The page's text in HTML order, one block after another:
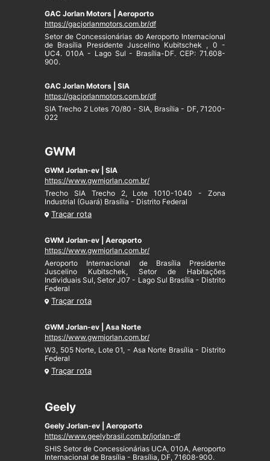
GAC Jorlan Motors | Aeroporto
https://gacjorlanmotors.com.br/df
Setor de Concessionárias do Aeroporto Internacional
de Brasília Presidente Juscelino Kubitschek , 0 -
UC4. 010A - Lago Sul - Brasília-DF. CEP: 71.608-
900.
GAC Jorlan Motors | SIA
https://gacjorlanmotors.com.br/df
SIA Trecho 2 Lotes 70/80 - SIA, Brasília - DF, 71200-
022
GWM
GWM Jorlan-ev | SIA
https://www.gwmjorlan.com.br/
Trecho SIA Trecho 2, Lote 1010-1040 - Zona
Industrial (Guará) Brasília - Distrito Federal
Traçar rota
GWM Jorlan-ev | Aeroporto
https://www.gwmjorlan.com.br/
Aeroporto Internacional de Brasília Presidente
Juscelino Kubitschek, Setor de Habitações
Individuais Sul, Setor J07 - Lago Sul Brasília - Distrito
Federal
Traçar rota
GWM Jorlan-ev | Asa Norte
https://www.gwmjorlan.com.br/
W3, 505 Norte, Lote 01, - Asa Norte Brasília - Distrito
Federal
Traçar rota
Geely
Geely Jorlan-ev | Aeroporto
https://www.geelybrasil.com.br/jorlan-df
SHIS Setor de Concessionárias UCA, 010A, Aeroporto
Internacional de Brasília - Brasília, DF, 71608-900.